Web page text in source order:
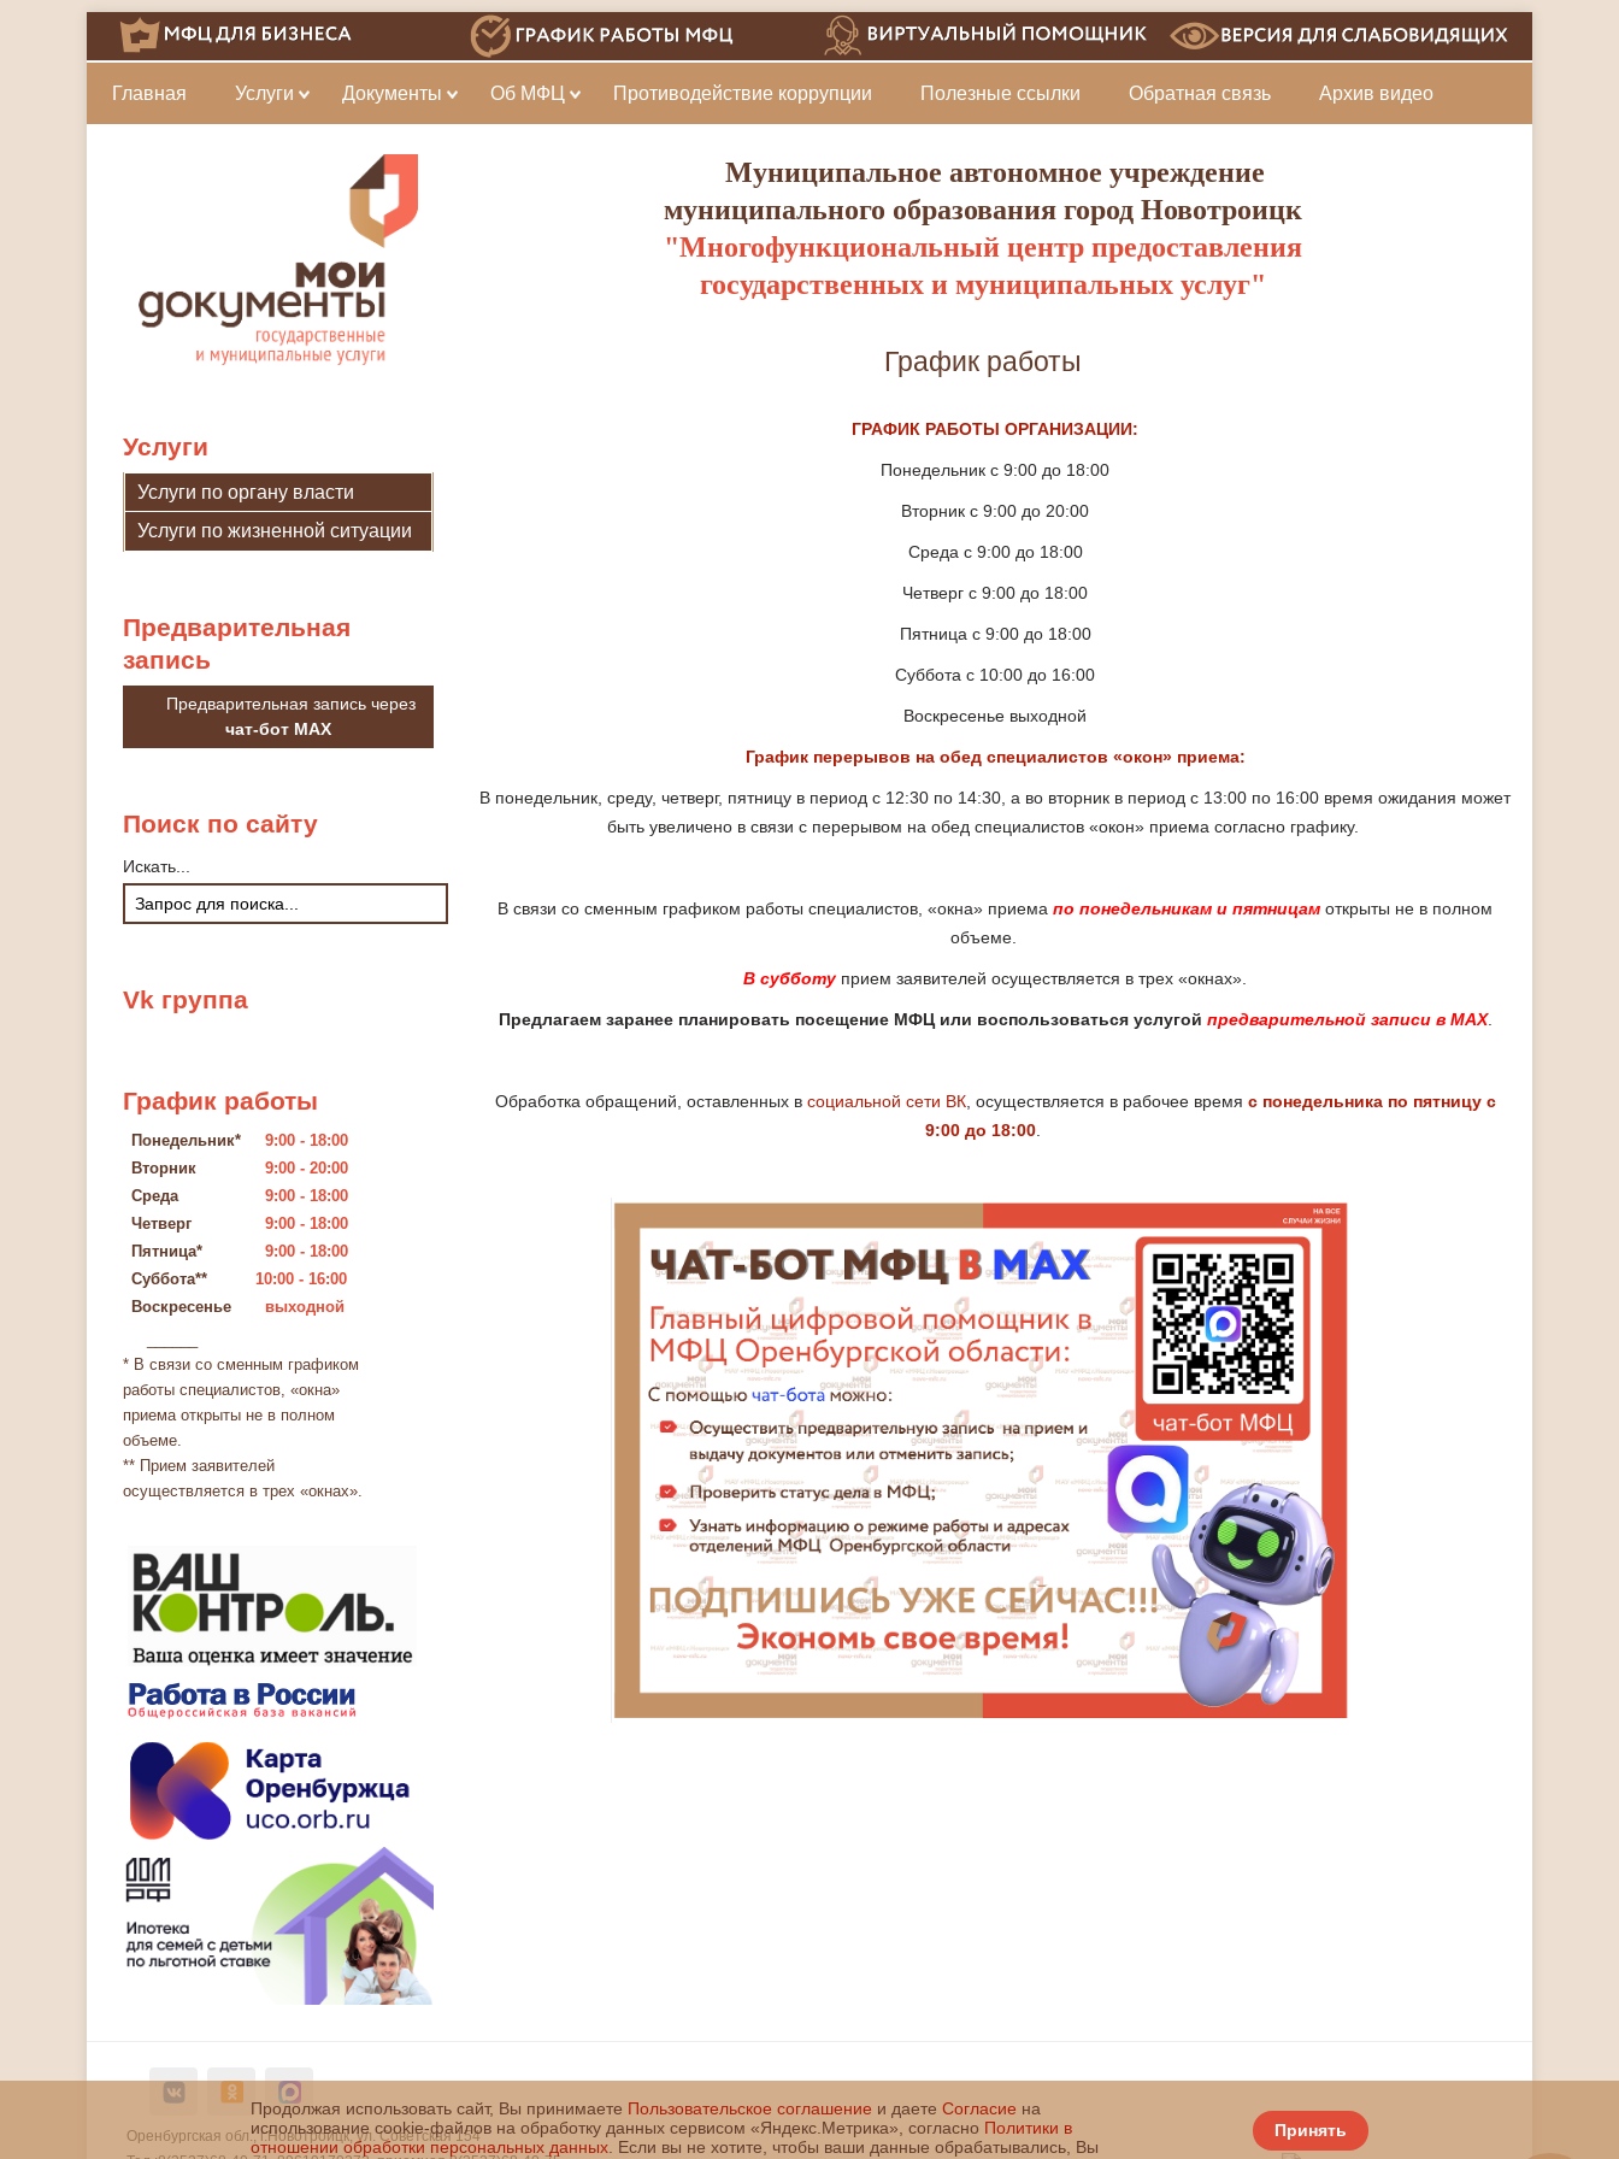
Главная Услуги Документы Об МФЦ Противодействие коррупции Полезные ссылки Обратная связь Архив видео
Муниципальное автономное учреждение
муниципального образования город Новотроицк
"Многофункциональный центр предоставления
государственных и муниципальных услуг"
График работы
ГРАФИК РАБОТЫ ОРГАНИЗАЦИИ:
Понедельник с 9:00 до 18:00
Вторник с 9:00 до 20:00
Среда с 9:00 до 18:00
Четверг с 9:00 до 18:00
Пятница с 9:00 до 18:00
Суббота с 10:00 до 16:00
Воскресенье выходной
График перерывов на обед специалистов «окон» приема:
В понедельник, среду, четверг, пятницу в период с 12:30 по 14:30, а во вторник в период с 13:00 по 16:00 время ожидания может
быть увеличено в связи с перерывом на обед специалистов «окон» приема согласно графику.
В связи со сменным графиком работы специалистов, «окна» приема по понедельникам и пятницам открыты не в полном
объеме.
В субботуприем заявителей осуществляется в трех «окнах».
Предлагаем заранее планировать посещение МФЦ или воспользоваться услугой предварительной записи в MAX.
Обработка обращений, оставленных в социальной сети ВК, осуществляется в рабочее время с понедельника по пятницу с
9:00 до 18:00
Продолжая использовать сайт, Вы принимаете Пользовательское соглашение и даете Согласие на
использование cookie-файлов на обработку данных сервисом «Яндекс.Метрика», согласно Политики в
отношении обработки персональных данных . Если вы не хотите, чтобы ваши данные обрабатывались, Вы
Принять
Услуги
Услуги по органу власти
Услуги по жизненной ситуации
Предварительная
запись
Предварительная запись через
чат-бот MAX
Поиск по сайту
Искать...
Vk группа
График работы
Понедельник*
9:00 - 18:00
Вторник
9:00 - 20:00
Среда
9:00 - 18:00
Четверг
9:00 - 18:00
Пятница*
9:00 - 18:00
Суббота**
10:00 - 16:00
Воскресенье
выходной
* В связи со сменным графиком
работы специалистов, «окна»
приема открыты не в полном
объеме.
** Прием заявителей
осуществляется в трех «окнах».
Оренбургская обл., г.Новотроицк, ул. Советская 154